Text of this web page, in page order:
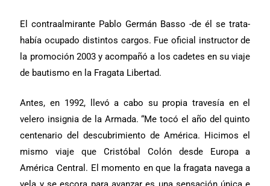
El contraalmirante Pablo Germán Basso -de él se trata-
había ocupado distintos cargos. Fue oficial instructor de
la promoción 2003 y acompañó a los cadetes en su viaje
de bautismo en la Fragata Libertad.
Antes, en 1992, llevó a cabo su propia travesía en el
velero insignia de la Armada. “Me tocó el año del quinto
centenario del descubrimiento de América. Hicimos el
mismo viaje que Cristóbal Colón desde Europa a
América Central. El momento en que la fragata navega a